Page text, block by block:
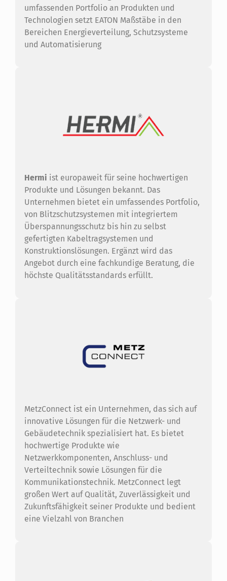
umfassenden Portfolio an Produkten und
Technologien setzt EATON Maßstäbe in den
Bereichen Energieverteilung, Schutzsysteme
und Automatisierung
Hermi ist europaweit für seine hochwertigen
Produkte und Lösungen bekannt. Das
Unternehmen bietet ein umfassendes Portfolio,
von Blitzschutzsystemen mit integriertem
Überspannungsschutz bis hin zu selbst
gefertigten Kabeltragsystemen und
Konstruktionslösungen. Ergänzt wird das
Angebot durch eine fachkundige Beratung, die
höchste Qualitätsstandards erfüllt.
MetzConnect ist ein Unternehmen, das sich auf
innovative Lösungen für die Netzwerk- und
Gebäudetechnik spezialisiert hat. Es bietet
hochwertige Produkte wie
Netzwerkkomponenten, Anschluss- und
Verteiltechnik sowie Lösungen für die
Kommunikationstechnik. MetzConnect legt
großen Wert auf Qualität, Zuverlässigkeit und
Zukunftsfähigkeit seiner Produkte und bedient
eine Vielzahl von Branchen